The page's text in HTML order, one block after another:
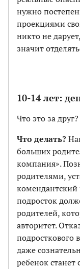
нужно
проекциями
никто не
значит
10-14 лет:
Что это за
Что делать?
больших
компания».
родителями,
комендантский
подросток
родителей,
авторитет.
подросткового
даже
ребенок